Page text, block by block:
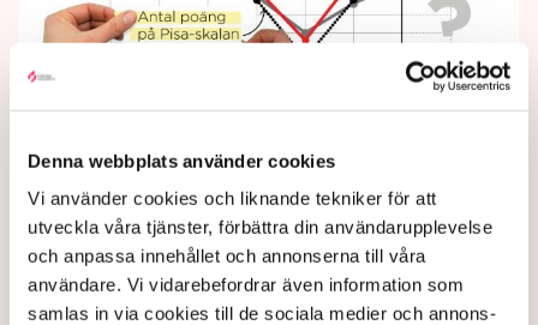
Denna webbplats använder cookies
Vi använder cookies och liknande tekniker för att
utveckla våra tjänster, förbättra din användarupplevelse
och anpassa innehållet och annonserna till våra
användare. Vi vidarebefordrar även information som
samlas in via cookies till de sociala medier och annons-
Chockbesked eller lättnadens
suck för skolan?
Det finns - så klart - inga världsmästerskap i elevers
kunskaper, men Pisamätningarna har nästan fått den
rollen.